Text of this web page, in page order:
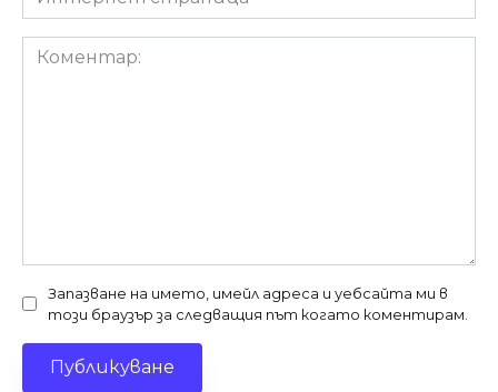
страница
Коментар:
Запазване на името, имейл адреса и уебсайта ми в
този браузър за следващия път когато коментирам.